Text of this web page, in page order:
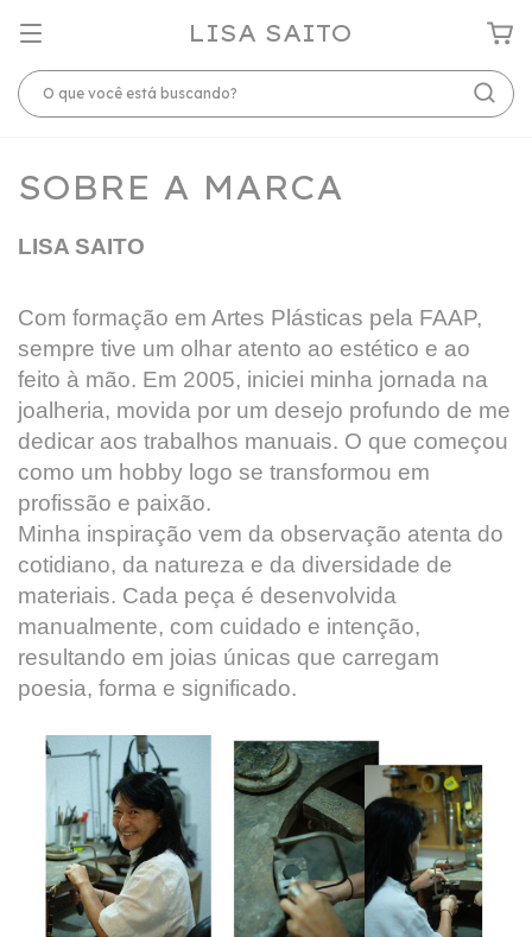
LISA SAITO
SOBRE A MARCA
LISA SAITO
Com formação em Artes Plásticas pela FAAP,
sempre tive um olhar atento ao estético e ao
feito à mão. Em 2005, iniciei minha jornada na
joalheria, movida por um desejo profundo de me
dedicar aos trabalhos manuais. O que começou
como um hobby logo se transformou em
profissão e paixão.
Minha inspiração vem da observação atenta do
cotidiano, da natureza e da diversidade de
materiais. Cada peça é desenvolvida
manualmente, com cuidado e intenção,
resultando em joias únicas que carregam
poesia, forma e significado.